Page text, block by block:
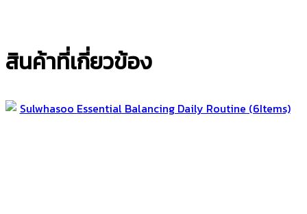
สินค้าที่เกี่ยวข้อง